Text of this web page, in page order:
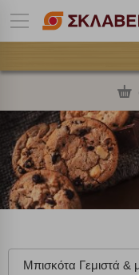
Μπισκότα Γεμιστά &